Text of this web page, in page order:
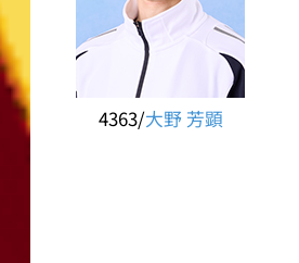
4363/大野 芳顕